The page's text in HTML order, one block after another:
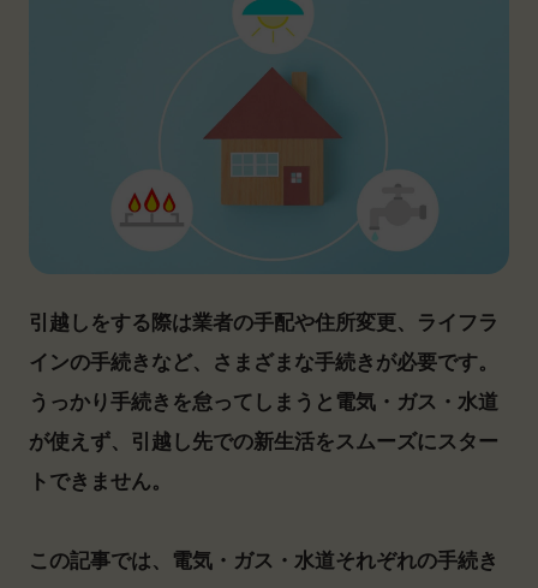
引越しをする際は業者の手配や住所変更、ライフラ
インの手続きなど、さまざまな手続きが必要です。
うっかり手続きを怠ってしまうと電気・ガス・水道
が使えず、引越し先での新生活をスムーズにスター
トできません。
この記事では、電気・ガス・水道それぞれの手続き